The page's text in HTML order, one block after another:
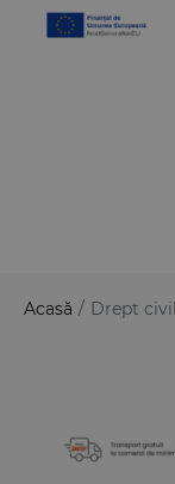
Acasă / Drept